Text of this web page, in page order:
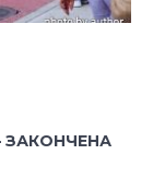
ЗАКОНЧЕНА